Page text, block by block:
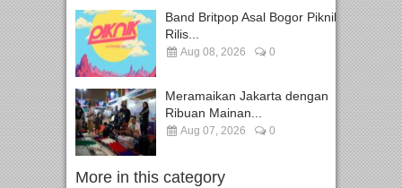
Band Britpop Asal Bogor Piknik
Rilis...
Aug 08, 2026 0
Meramaikan Jakarta dengan
Ribuan Mainan...
Aug 07, 2026 0
More in this category